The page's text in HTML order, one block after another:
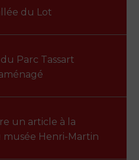
du Lot
Parc Tassart
un article à la
Henri-Martin